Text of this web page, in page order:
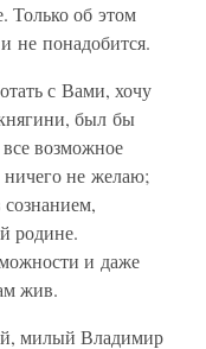
Только об этом
не понадобится.
с Вами, хочу
был бы
возможное
ничего не желаю;
сознанием,
родине.
и даже
жив.
милый Владимир